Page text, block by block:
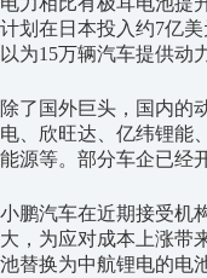
计划在日本投入约7亿
以为15万辆汽车提供动
除了国外巨头，国内的
电、欣旺达、亿纬锂能
能源等。部分车企已经
小鹏汽车在近期接受机
大，为应对成本上涨带
池替换为中航锂电的电